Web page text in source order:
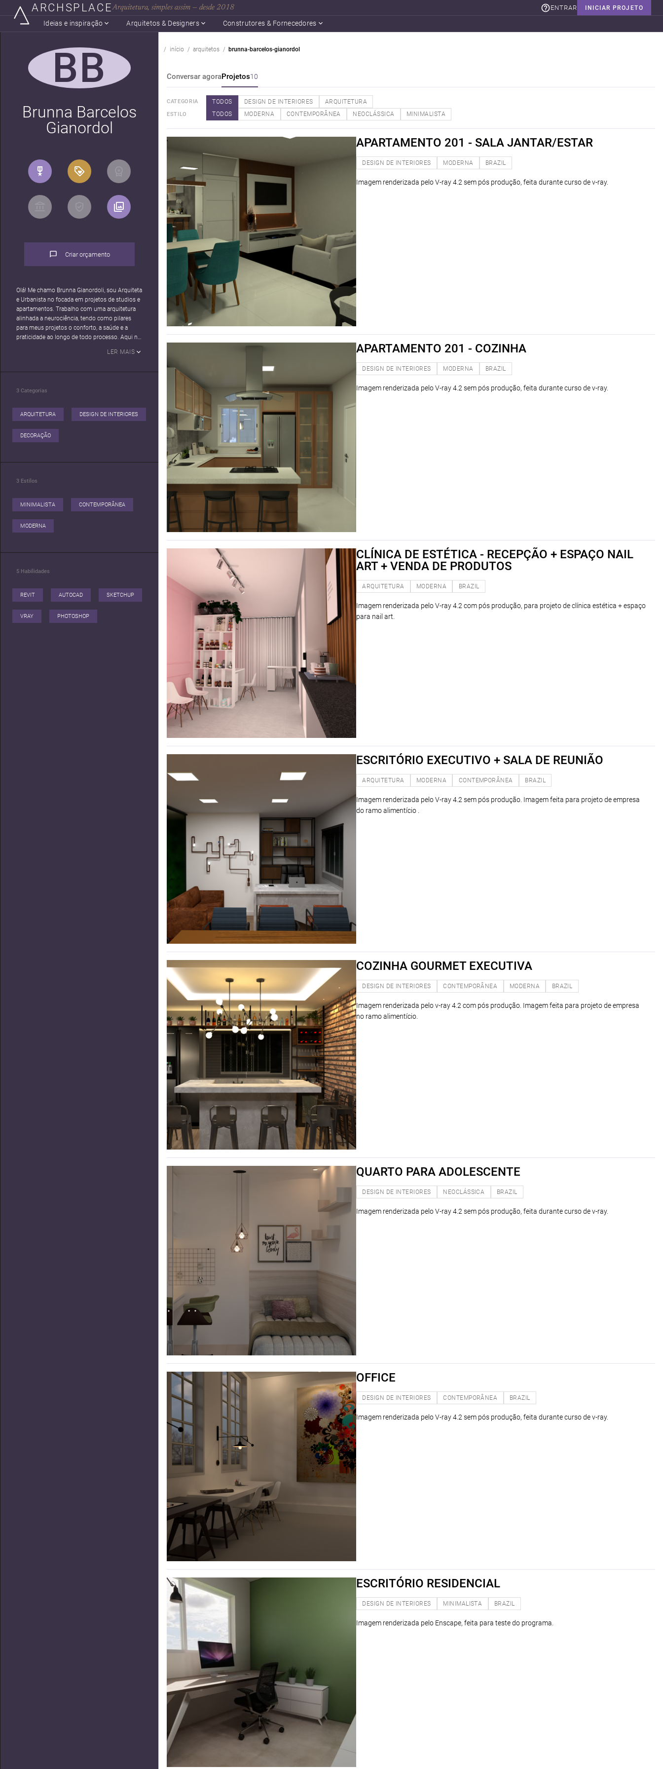
ARCHSPLACEArquitetura, simples assim — desde 2018 INICIAR PROJETO
ENTRAR
Ideias e inspiração Arquitetos & Designers Construtores & Fornecedores
BB
Brunna Barcelos
Gianordol
Criar orçamento
Olá! Me chamo Brunna Gianordoli, sou Arquiteta
e Urbanista no focada em projetos de studios e
apartamentos. Trabalho com uma arquitetura
alinhada a neurociência, tendo como pilares
para meus projetos o conforto, a saúde e a
praticidade ao longo de todo processo. Aqui no
necessidades específicas, alinhando as ideias ao
LER MAIS
3 Categorias
ARQUITETURA DESIGN DE INTERIORES
DECORAÇÃO
3 Estilos
MINIMALISTA CONTEMPORÂNEA
MODERNA
5 Habilidades
REVIT AUTOCAD SKETCHUP
VRAY PHOTOSHOP
início arquitetos brunna-barcelos-gianordol
Conversar agoraProjetos10
CATEGORIA TODOS DESIGN DE INTERIORES ARQUITETURA
ESTILO TODOS MODERNA CONTEMPORÂNEA NEOCLÁSSICA MINIMALISTA
APARTAMENTO 201 - SALA JANTAR/ESTAR
DESIGN DE INTERIORES MODERNA BRAZIL
Imagem renderizada pelo V-ray 4.2 sem pós produção, feita durante curso de v-ray.
APARTAMENTO 201 - COZINHA
DESIGN DE INTERIORES MODERNA BRAZIL
Imagem renderizada pelo V-ray 4.2 sem pós produção, feita durante curso de v-ray.
CLÍNICA DE ESTÉTICA - RECEPÇÃO + ESPAÇO NAIL
ART + VENDA DE PRODUTOS
ARQUITETURA MODERNA BRAZIL
Imagem renderizada pelo V-ray 4.2 com pós produção, para projeto de clínica estética + espaço
para nail art.
ESCRITÓRIO EXECUTIVO + SALA DE REUNIÃO
ARQUITETURA MODERNA CONTEMPORÂNEA BRAZIL
Imagem renderizada pelo V-ray 4.2 sem pós produção. Imagem feita para projeto de empresa
do ramo alimentício .
COZINHA GOURMET EXECUTIVA
DESIGN DE INTERIORES CONTEMPORÂNEA MODERNA BRAZIL
Imagem renderizada pelo v-ray 4.2 com pós produção. Imagem feita para projeto de empresa
no ramo alimentício.
QUARTO PARA ADOLESCENTE
DESIGN DE INTERIORES NEOCLÁSSICA BRAZIL
Imagem renderizada pelo V-ray 4.2 sem pós produção, feita durante curso de v-ray.
OFFICE
DESIGN DE INTERIORES CONTEMPORÂNEA BRAZIL
Imagem renderizada pelo V-ray 4.2 sem pós produção, feita durante curso de v-ray.
ESCRITÓRIO RESIDENCIAL
DESIGN DE INTERIORES MINIMALISTA BRAZIL
Imagem renderizada pelo Enscape, feita para teste do programa.